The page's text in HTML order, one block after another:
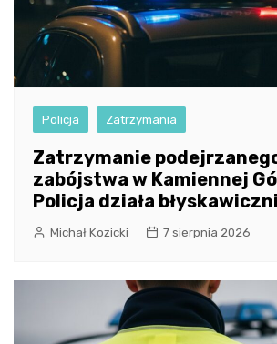
Policja Zatrzymania
Zatrzymanie
zabójstwa w Kamiennej
Policja działa
Michał Kozicki 7 sierpnia 2026